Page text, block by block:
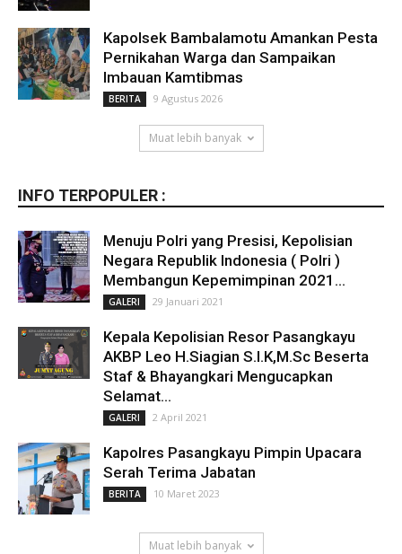
Kapolsek Bambalamotu Amankan Pesta
Pernikahan Warga dan Sampaikan
Imbauan Kamtibmas
BERITA 9 Agustus 2026
Muat lebih banyak
INFO TERPOPULER :
Menuju Polri yang Presisi, Kepolisian
Negara Republik Indonesia ( Polri )
Membangun Kepemimpinan 2021...
GALERI 29 Januari 2021
Kepala Kepolisian Resor Pasangkayu
AKBP Leo H.Siagian S.I.K,M.Sc Beserta
Staf & Bhayangkari Mengucapkan
Selamat...
GALERI 2 April 2021
Kapolres Pasangkayu Pimpin Upacara
Serah Terima Jabatan
BERITA 10 Maret 2023
Muat lebih banyak